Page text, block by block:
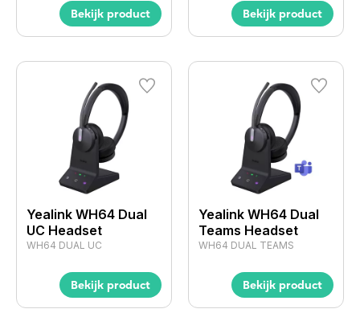
Wil je ook onze oplossingen
verkopen?
Meld je aan voor ons speciale partner
programma en word reseller van een van onze
Bekijk product Bekijk product
Yealink WH64 Dual
UC Headset
WH64 DUAL UC
Bekijk product
Yealink WH64 Dual
Teams Headset
WH64 DUAL TEAMS
Bekijk product